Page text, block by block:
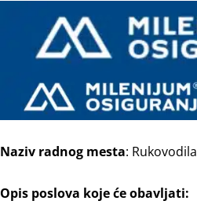
Naziv radnog mesta:
Opis poslova koje će obavljati: